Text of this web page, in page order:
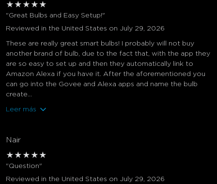
★ ★ ★ ★ ★
"Great Bulbs and Easy Setup!"
Reviewed in the United States on July 29, 2026
These are really great smart bulbs! I probably will not buy
another brand of bulb, due to the fact that, with the app they
are so easy to set up and then they automatically link to
Amazon Alexa if you have it. After the aforementioned you
can go into the Govee and Alexa apps and name the bulb
create...
Leer más
Nair
★ ★ ★ ★ ★
"Question"
Reviewed in the United States on July 29, 2026